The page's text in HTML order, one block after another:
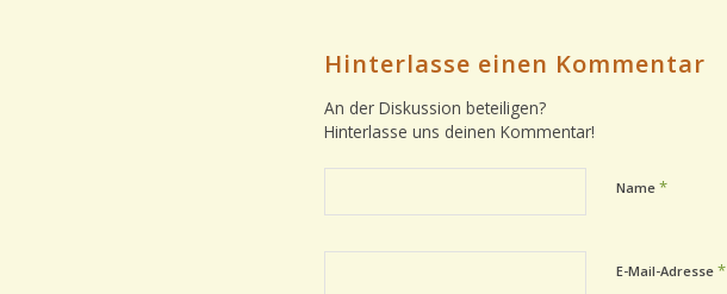
Hinterlasse einen Kommentar
An der Diskussion beteiligen?
Hinterlasse uns deinen Kommentar!
Name *
E-Mail-Adresse *